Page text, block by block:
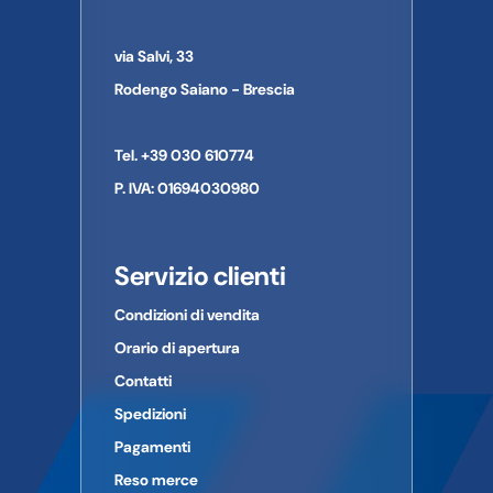
dal prodotto al quale si riferiscono.
MONZA-BRIANZA
20831
INFO@RMS.IT
via Salvi, 33
Rodengo Saiano - Brescia
Tel. +39 030 610774
P. IVA: 01694030980
Servizio clienti
Condizioni di vendita
Orario di apertura
Contatti
Spedizioni
Pagamenti
Reso merce